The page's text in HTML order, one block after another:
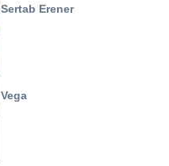
Sertab Erener
Vega